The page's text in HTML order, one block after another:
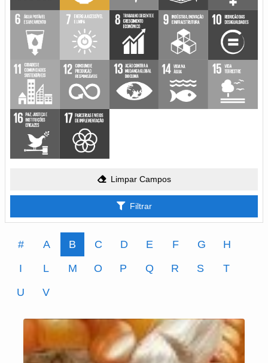
Limpar Campos
Filtrar
# A B C D E F G
H
I
L M O P Q R S
T
U
V